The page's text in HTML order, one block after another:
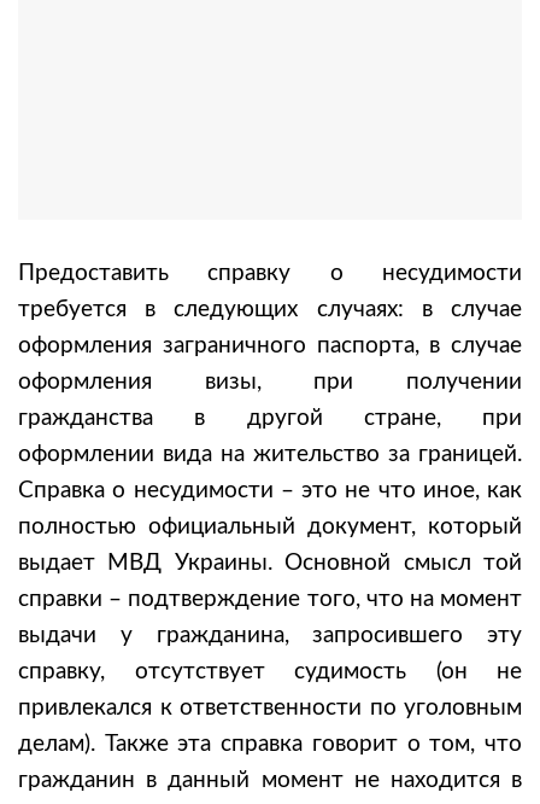
Предоставить справку о несудимости
требуется в следующих случаях: в случае
оформления заграничного паспорта, в случае
оформления визы, при получении
гражданства в другой стране, при
оформлении вида на жительство за границей.
Справка о несудимости – это не что иное, как
полностью официальный документ, который
выдает МВД Украины. Основной смысл той
справки – подтверждение того, что на момент
выдачи у гражданина, запросившего эту
справку, отсутствует судимость (он не
привлекался к ответственности по уголовным
делам). Также эта справка говорит о том, что
гражданин в данный момент не находится в